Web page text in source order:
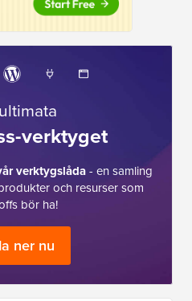
verktyget
verktygslåda- en samling
och resurser som
bör ha!
ner nu